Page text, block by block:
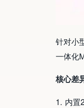
针对小
一体化
核心差
1. 内置